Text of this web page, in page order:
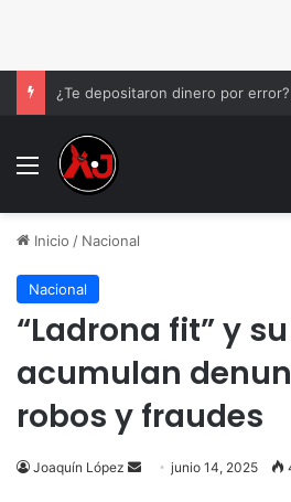
Menu
Inicio / Nacional
Nacional
“Ladrona fit” y
acumulan
robos y fraudes
Joaquín López
Sendjunio 14, 2025